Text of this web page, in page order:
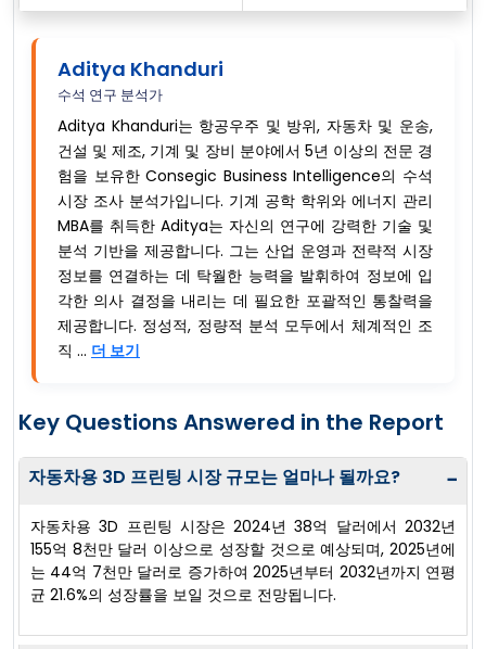
Aditya Khanduri
수석 연구 분석가
Aditya Khanduri는 항공우주 및 방위, 자동차 및 운송,
건설 및 제조, 기계 및 장비 분야에서 5년 이상의 전문 경
험을 보유한 Consegic Business Intelligence의 수석
시장 조사 분석가입니다. 기계 공학 학위와 에너지 관리
MBA를 취득한 Aditya는 자신의 연구에 강력한 기술 및
분석 기반을 제공합니다. 그는 산업 운영과 전략적 시장
정보를 연결하는 데 탁월한 능력을 발휘하여 정보에 입
각한 의사 결정을 내리는 데 필요한 포괄적인 통찰력을
제공합니다. 정성적, 정량적 분석 모두에서 체계적인 조
직 ... 더 보기
Key Questions Answered in the Report
자동차용 3D 프린팅 시장 규모는 얼마나 될까요? −
자동차용 3D 프린팅 시장은 2024년 38억 달러에서 2032년
155억 8천만 달러 이상으로 성장할 것으로 예상되며, 2025년에
는 44억 7천만 달러로 증가하여 2025년부터 2032년까지 연평
균 21.6%의 성장률을 보일 것으로 전망됩니다.